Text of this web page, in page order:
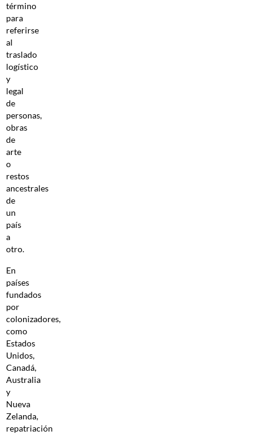
término
para
referirse
al
traslado
logístico
y
legal
de
personas,
obras
de
arte
o
restos
ancestrales
de
un
país
a
otro.
En
países
fundados
por
colonizadores,
como
Estados
Unidos,
Canadá,
Australia
y
Nueva
Zelanda,
repatriación